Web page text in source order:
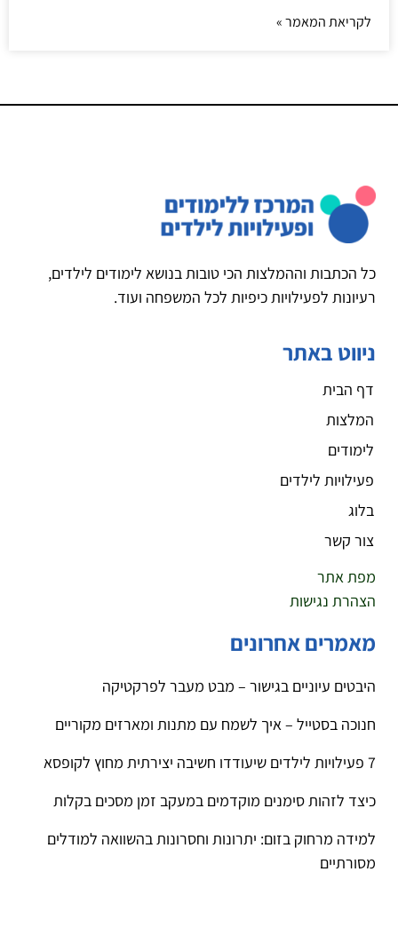
לקריאת המאמר »
כל הכתבות וההמלצות הכי טובות בנושא לימודים לילדים,
רעיונות לפעילויות כיפיות לכל המשפחה ועוד.
ניווט באתר
דף הבית
המלצות
לימודים
פעילויות לילדים
בלוג
צור קשר
מפת אתר
הצהרת נגישות
מאמרים אחרונים
היבטים עיוניים בגישור – מבט מעבר לפרקטיקה
חנוכה בסטייל – איך לשמח עם מתנות ומארזים מקוריים
7 פעילויות לילדים שיעודדו חשיבה יצירתית מחוץ לקופסא
כיצד לזהות סימנים מוקדמים במעקב זמן מסכים בקלות
למידה מרחוק בזום: יתרונות וחסרונות בהשוואה למודלים
מסורתיים